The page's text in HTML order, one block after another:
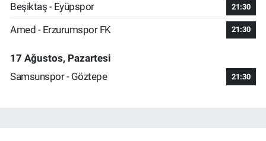
Beşiktaş - Eyüpspor 21:30
Amed - Erzurumspor FK 21:30
17 Ağustos, Pazartesi
Samsunspor - Göztepe
21:30